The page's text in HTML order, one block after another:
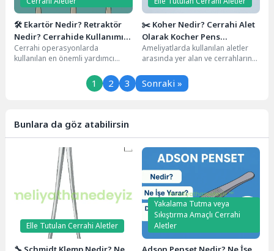
🛠️ Ekartör Nedir? Retraktör
Nedir? Cerrahide Kullanımı
ve Tüm Detaylar
Cerrahi operasyonlarda
kullanılan en önemli yardımcı
✂️ Koher Nedir? Cerrahi Alet
Olarak Kocher Pens
Hakkında Her Şey
Ameliyatlarda kullanılan aletler
arasında yer alan ve cerrahların
gören Koher,...
1 2 3 Sonraki »
Bunlara da göz atabilirsin
Elle Tutulan Cerrahi Aletler
Yakalama Tutma veya
Sıkıştırma Amaçlı Cerrahi
Aletler